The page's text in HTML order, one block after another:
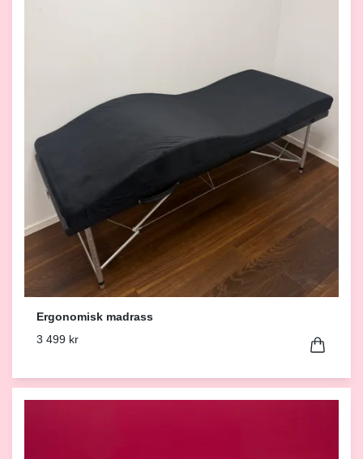
Ergonomisk madrass
3 499 kr